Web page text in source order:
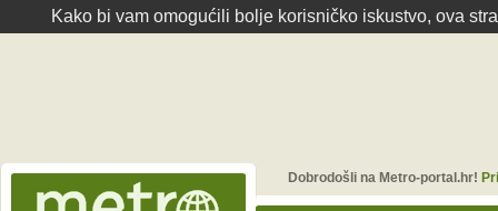
Kako bi vam omogućili bolje korisničko iskustvo, ova
Dobrodošli na Metro-portal.hr!